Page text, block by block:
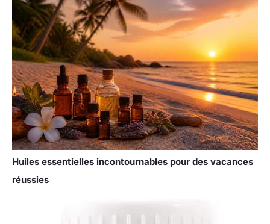
Huiles essentielles incontournables pour des vacances
réussies